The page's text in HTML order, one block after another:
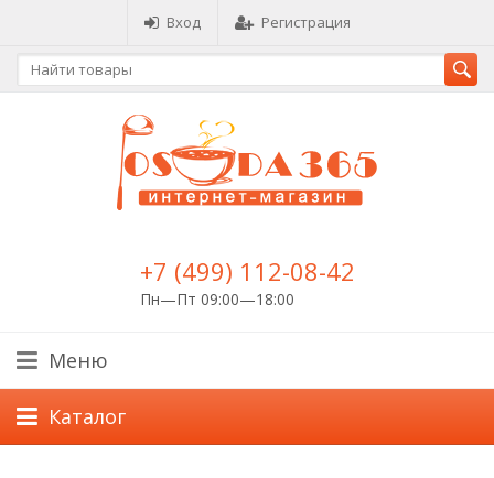
Вход Регистрация
+7 (499) 112-08-42
Пн—Пт 09:00—18:00
Меню
Каталог